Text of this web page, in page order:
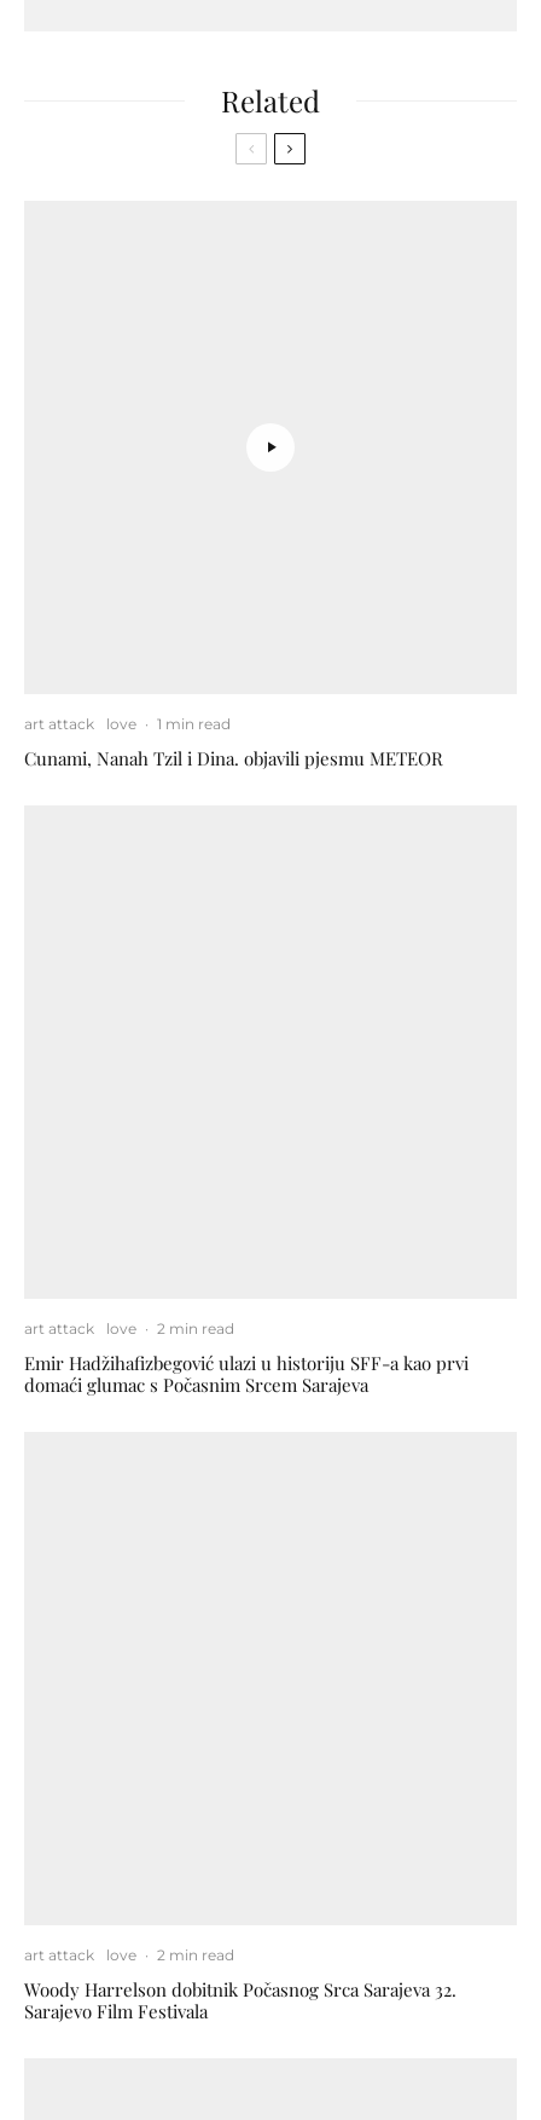
Related
art attack love · 1 min read
Cunami, Nanah Tzil i Dina. objavili pjesmu METEOR
art attack love · 2 min read
Emir Hadžihafizbegović ulazi u historiju SFF-a kao prvi
domaći glumac s Počasnim Srcem Sarajeva
art attack love · 2 min read
Woody Harrelson dobitnik Počasnog Srca Sarajeva 32.
Sarajevo Film Festivala